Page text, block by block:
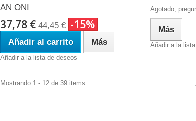
AN ONI
37,78 € 44,45 € -15%
Añadir al carrito Más
Añadir a la lista de deseos
Agotado,
Más
Añadir a la
Mostrando 1 - 12 de 39 items